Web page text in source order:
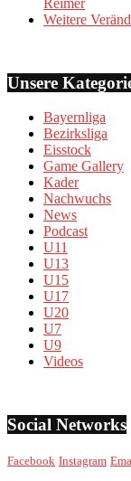
Weitere
Unsere
Bayernliga
Bezirksliga
Eisstock
Game Gallery
Kader
Nachwuchs
News
Podcast
U11
U13
U15
U17
U20
U7
U9
Videos
Social Networks
Facebook Instagram